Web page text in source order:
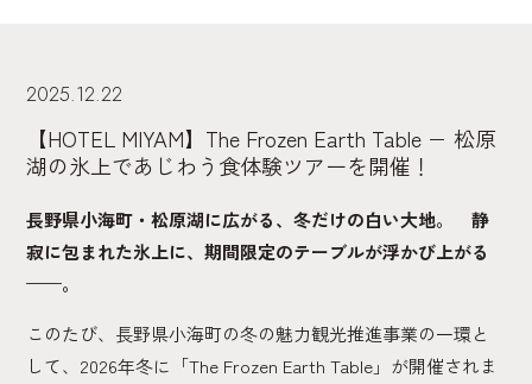
2025.12.22
【HOTEL MIYAM】The Frozen Earth Table − 松原
湖の氷上であじわう食体験ツアーを開催！
長野県小海町・松原湖に広がる、冬だけの白い大地。 静
寂に包まれた氷上に、期間限定のテーブルが浮かび上がる
——。
このたび、長野県小海町の冬の魅力観光推進事業の一環と
して、2026年冬に「The Frozen Earth Table」が開催されま